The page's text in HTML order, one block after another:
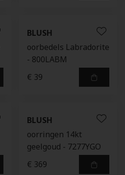
BLUSH
oorbedels Labradorite
- 800LABM
€ 39
BLUSH
oorringen 14kt
geelgoud - 7277YGO
€ 369